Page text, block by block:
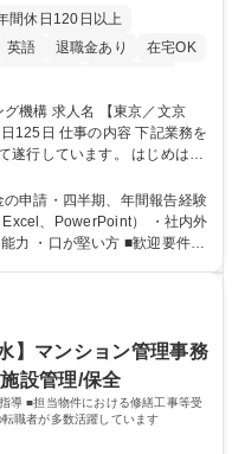
間休日120日以上
英語 退職金あり
在宅OK
京／文京
記業務を
遂行しています。 はじめは担
はリーダーやマネージャーポ
・人事グルー
・教育研修の企画、実行 ・勤
営（評議員会、理事会） ・
談対応 ・その他日常の総務
申請・四半期、年間報告経験
、PowerPoint） ・社内外
が堅い方 ■歓迎要件
】マンション管理事務
設管理/保全
導 ■担当物件における修繕工事等受
職者が多数活躍しています